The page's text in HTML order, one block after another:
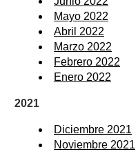
Mayo 2022
Abril 2022
Marzo 2022
Febrero 2022
Enero 2022
2021
Diciembre 2021
Noviembre 2021